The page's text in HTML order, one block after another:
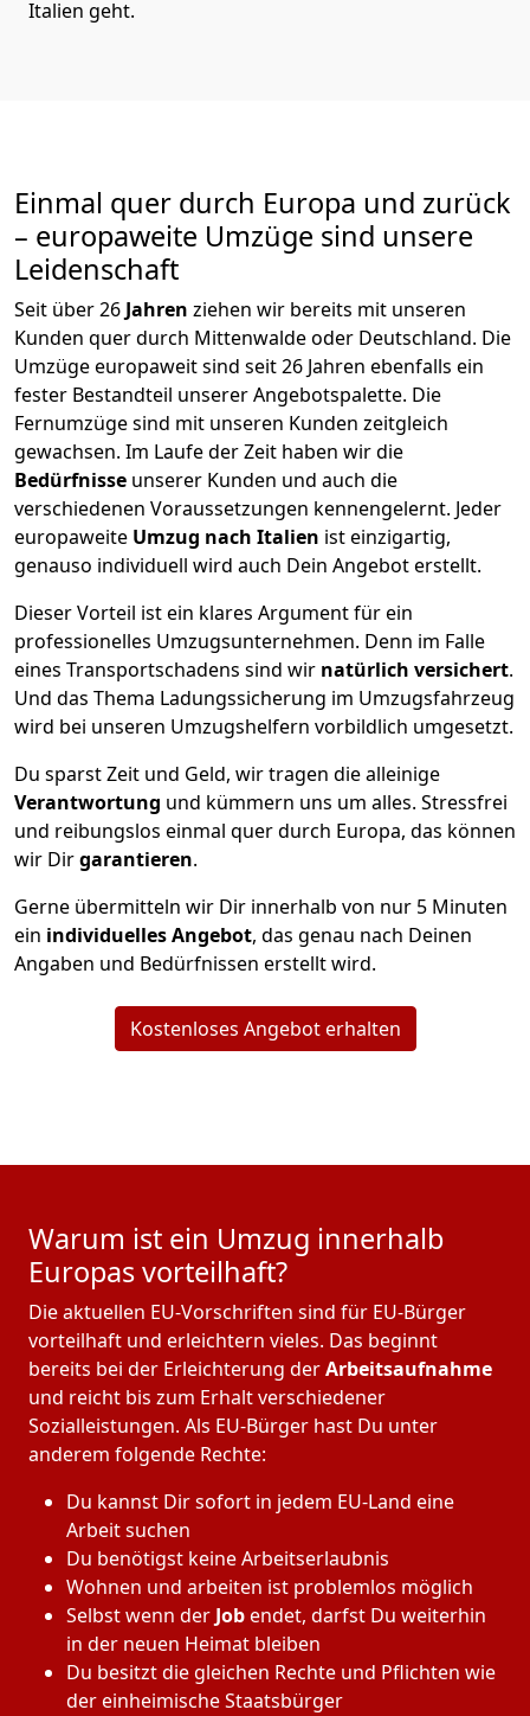
Italien geht.
Einmal quer durch Europa und zurück
– europaweite Umzüge sind unsere
Leidenschaft
Seit über26 Jahren ziehen wir bereits mit unseren
Kunden quer durch Mittenwaldeoder Deutschland. Die
Umzüge europaweit sind seit26 Jahren ebenfalls ein
fester Bestandteil unserer Angebotspalette. Die
Fernumzüge sind mit unseren Kunden zeitgleich
gewachsen. Im Laufe der Zeit haben wir die
Bedürfnisse unserer Kunden und auch die
verschiedenen Voraussetzungen kennengelernt. Jeder
europaweite Umzug nach Italien ist einzigartig,
genauso individuell wird auch Dein Angebot erstellt.
Dieser Vorteil ist ein klares Argument für ein
professionelles Umzugsunternehmen. Denn im Falle
eines Transportschadens sind wir natürlich versichert.
Und das Thema Ladungssicherung im Umzugsfahrzeug
wird bei unseren Umzugshelfern vorbildlich umgesetzt.
Du sparst Zeit und Geld, wir tragen die alleinige
Verantwortung und kümmern uns um alles. Stressfrei
und reibungslos einmal quer durch Europa, das können
wir Dirgarantieren.
Gerne übermitteln wir Dir innerhalb von nur 5 Minuten
ein individuelles Angebot, das genau nach Deinen
Angaben und Bedürfnissen erstellt wird.
Kostenloses Angebot erhalten
Warum ist ein Umzug innerhalb
Europas vorteilhaft?
Die aktuellen EU-Vorschriften sind für EU-Bürger
vorteilhaft und erleichtern vieles. Das beginnt
bereits bei der Erleichterung derArbeitsaufnahme
und reicht bis zum Erhalt verschiedener
Sozialleistungen. Als EU-Bürger hast Du unter
anderem folgende Rechte:
Du kannst Dir sofort in jedem EU-Land eine
Arbeit suchen
Du benötigst keine Arbeitserlaubnis
Wohnen und arbeiten ist problemlos möglich
Selbst wenn der Jobendet, darfst Du weiterhin
in der neuen Heimat bleiben
Du besitzt die gleichen Rechte und Pflichten wie
der einheimische Staatsbürger